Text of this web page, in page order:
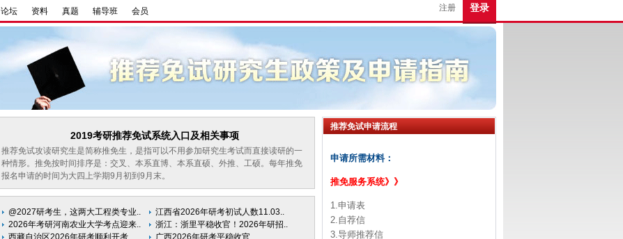
论坛 资料 真题 辅导班 会员 注册 登录
2019考研推荐免试系统入口及相关事项
推荐免试攻读研究生是简称推免生，是指可以不用参加研究生考试而直接读研的一
种情形。推免按时间排序是：交叉、本系直博、本系直硕、外推、工硕。每年推免
报名申请的时间为大四上学期9月初到9月末。
@2027研考生，这两大工程类专业..
江西省2026年研考初试人数11.03..
2026年考研河南农业大学考点迎来..
浙江：浙里平稳收官！2026年研招..
西藏自治区2026年研考顺利开考
广西2026年研考平稳收官
推荐免试申请流程
申请所需材料：
推免服务系统》》
1.申请表
2.自荐信
3.导师推荐信